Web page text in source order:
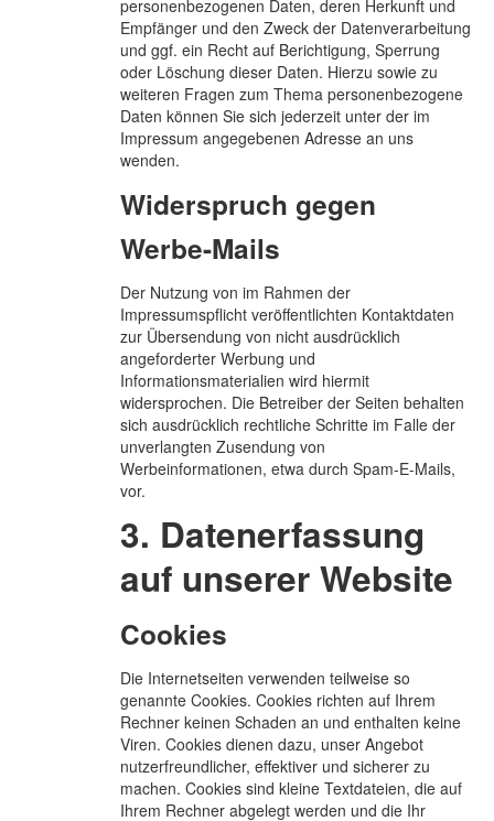
personenbezogenen Daten, deren Herkunft und
Empfänger und den Zweck der Datenverarbeitung
und ggf. ein Recht auf Berichtigung, Sperrung
oder Löschung dieser Daten. Hierzu sowie zu
weiteren Fragen zum Thema personenbezogene
Daten können Sie sich jederzeit unter der im
Impressum angegebenen Adresse an uns
wenden.
Widerspruch gegen
Werbe-Mails
Der Nutzung von im Rahmen der
Impressumspflicht veröffentlichten Kontaktdaten
zur Übersendung von nicht ausdrücklich
angeforderter Werbung und
Informationsmaterialien wird hiermit
widersprochen. Die Betreiber der Seiten behalten
sich ausdrücklich rechtliche Schritte im Falle der
unverlangten Zusendung von
Werbeinformationen, etwa durch Spam-E-Mails,
vor.
3. Datenerfassung
auf unserer Website
Cookies
Die Internetseiten verwenden teilweise so
genannte Cookies. Cookies richten auf Ihrem
Rechner keinen Schaden an und enthalten keine
Viren. Cookies dienen dazu, unser Angebot
nutzerfreundlicher, effektiver und sicherer zu
machen. Cookies sind kleine Textdateien, die auf
Ihrem Rechner abgelegt werden und die Ihr